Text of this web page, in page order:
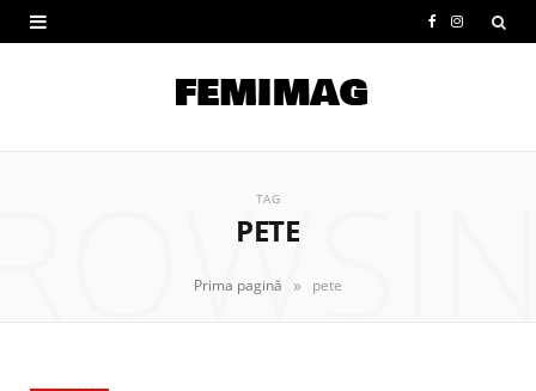
e
I
t
TAG
PETE
Prima pagină » pete